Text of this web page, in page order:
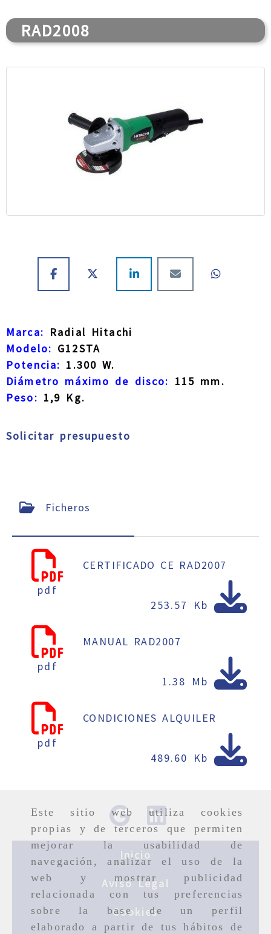
Este sitio web utiliza cookies
propias y de terceros que permiten
mejorar la usabilidad de
navegación, analizar el uso de la
web y mostrar publicidad
relacionada con tus preferencias
sobre la base de un perfil
elaborado a partir de tus hábitos de
RAD2008
Marca: Radial Hitachi
Modelo: G12STA
Potencia: 1.300 W.
Diámetro máximo de disco: 115 mm.
Peso: 1,9 Kg.
Solicitar presupuesto
Ficheros
pdf
CERTIFICADO CE RAD2007
253.57 Kb
pdf
MANUAL RAD2007
1.38 Mb
pdf
CONDICIONES ALQUILER
489.60 Kb
Inicio
Aviso Legal
Cookies